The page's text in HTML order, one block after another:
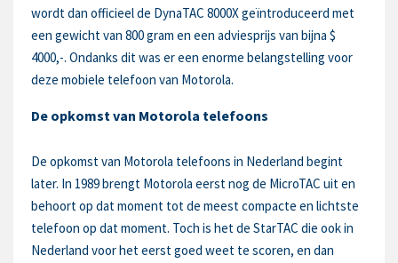
wordt dan officieel de DynaTAC 8000X geïntroduceerd met
een gewicht van 800 gram en een adviesprijs van bijna $
4000,-. Ondanks dit was er een enorme belangstelling voor
deze mobiele telefoon van Motorola.
De opkomst van Motorola telefoons
De opkomst van Motorola telefoons in Nederland begint
later. In 1989 brengt Motorola eerst nog de MicroTAC uit en
behoort op dat moment tot de meest compacte en lichtste
telefoon op dat moment. Toch is het de StarTAC die ook in
Nederland voor het eerst goed weet te scoren, en dan